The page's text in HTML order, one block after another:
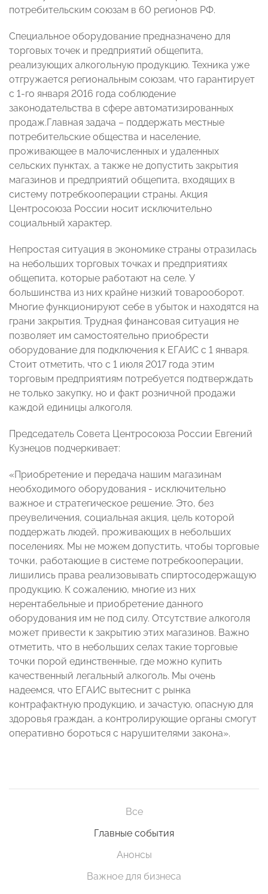
потребительским союзам в 60 регионов РФ.
Специальное оборудование предназначено для
торговых точек и предприятий общепита,
реализующих алкогольную продукцию. Техника уже
отгружается региональным союзам, что гарантирует
с 1-го января 2016 года соблюдение
законодательства в сфере автоматизированных
продаж.Главная задача – поддержать местные
потребительские общества и население,
проживающее в малочисленных и удаленных
сельских пунктах, а также не допустить закрытия
магазинов и предприятий общепита, входящих в
систему потребкооперации страны. Акция
Центросоюза России носит исключительно
социальный характер.
Непростая ситуация в экономике страны отразилась
на небольших торговых точках и предприятиях
общепита, которые работают на селе. У
большинства из них крайне низкий товарооборот.
Многие функционируют себе в убыток и находятся на
грани закрытия. Трудная финансовая ситуация не
позволяет им самостоятельно приобрести
оборудование для подключения к ЕГАИС с 1 января.
Стоит отметить, что с 1 июля 2017 года этим
торговым предприятиям потребуется подтверждать
не только закупку, но и факт розничной продажи
каждой единицы алкоголя.
Председатель Совета Центросоюза России Евгений
Кузнецов подчеркивает:
«Приобретение и передача нашим магазинам
необходимого оборудования - исключительно
важное и стратегическое решение. Это, без
преувеличения, социальная акция, цель которой
поддержать людей, проживающих в небольших
поселениях. Мы не можем допустить, чтобы торговые
точки, работающие в системе потребкооперации,
лишились права реализовывать спиртосодержащую
продукцию. К сожалению, многие из них
нерентабельные и приобретение данного
оборудования им не под силу. Отсутствие алкоголя
может привести к закрытию этих магазинов. Важно
отметить, что в небольших селах такие торговые
точки порой единственные, где можно купить
качественный легальный алкоголь. Мы очень
надеемся, что ЕГАИС вытеснит с рынка
контрафактную продукцию, и зачастую, опасную для
здоровья граждан, а контролирующие органы смогут
оперативно бороться с нарушителями закона».
Все
Главные события
Анонсы
Важное для бизнеса